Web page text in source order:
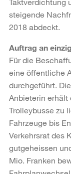
steigende
2018 abdeckt.
Auftrag an
Für die
eine öffentliche
durchgeführt.
Anbieterin
Trolleybusse zu
Fahrzeuge bis
Verkehrsrat des
gutgeheissen
Mio. Franken